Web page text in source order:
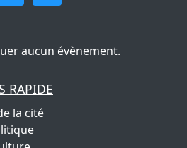
aucun évènement.
RAPIDE
la cité